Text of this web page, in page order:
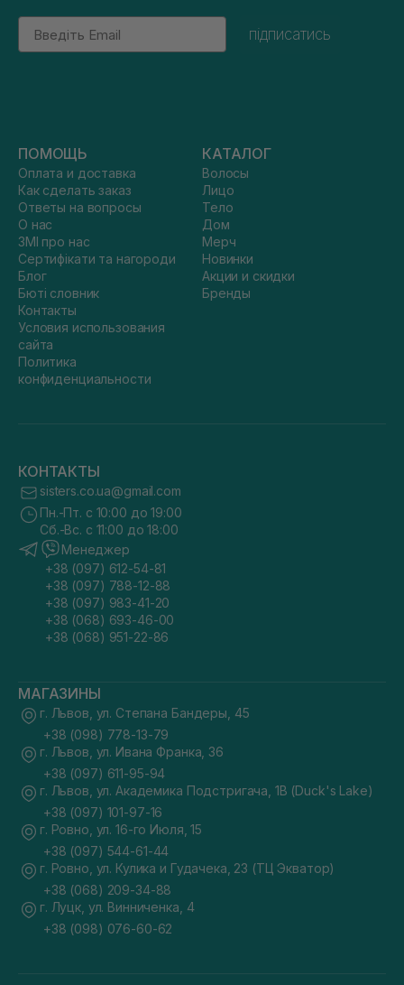
Email
підписатись
ПОМОЩЬ
Оплата и доставка
Как сделать заказ
Ответы на вопросы
О нас
ЗМІ про нас
Сертифікати та нагороди
Блог
Бюті словник
Контакты
Условия использования
сайта
Политика
конфиденциальности
КАТАЛОГ
Волосы
Лицо
Тело
Дом
Мерч
Новинки
Акции и скидки
Бренды
КОНТАКТЫ
sisters.co.ua@gmail.com
Пн.-Пт. с 10:00 до 19:00
Сб.-Вс. с 11:00 до 18:00
Менеджер
+38 (097) 612-54-81
+38 (097) 788-12-88
+38 (097) 983-41-20
+38 (068) 693-46-00
+38 (068) 951-22-86
МАГАЗИНЫ
г. Львов, ул. Степана Бандеры, 45
+38 (098) 778-13-79
г. Львов, ул. Ивана Франка, 36
+38 (097) 611-95-94
г. Львов, ул. Академика Подстригача, 1В (Duck's Lake)
+38 (097) 101-97-16
г. Ровно, ул. 16-го Июля, 15
+38 (097) 544-61-44
г. Ровно, ул. Кулика и Гудачека, 23 (ТЦ Экватор)
+38 (068) 209-34-88
г. Луцк, ул. Винниченка, 4
+38 (098) 076-60-62